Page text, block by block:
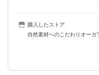
購入したストア
自然素材へのこだわりオーガ